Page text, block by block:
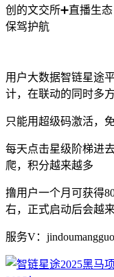
创的文交所➕直播生
保驾护航
用户大数据智链星途
计，在联动的同时多
只能用超级码激活，
每天点击星级阶梯进
爬，积分越来越多
撸用户一个月可获得
右，正式启动后会越
服务V：jindoumangguo